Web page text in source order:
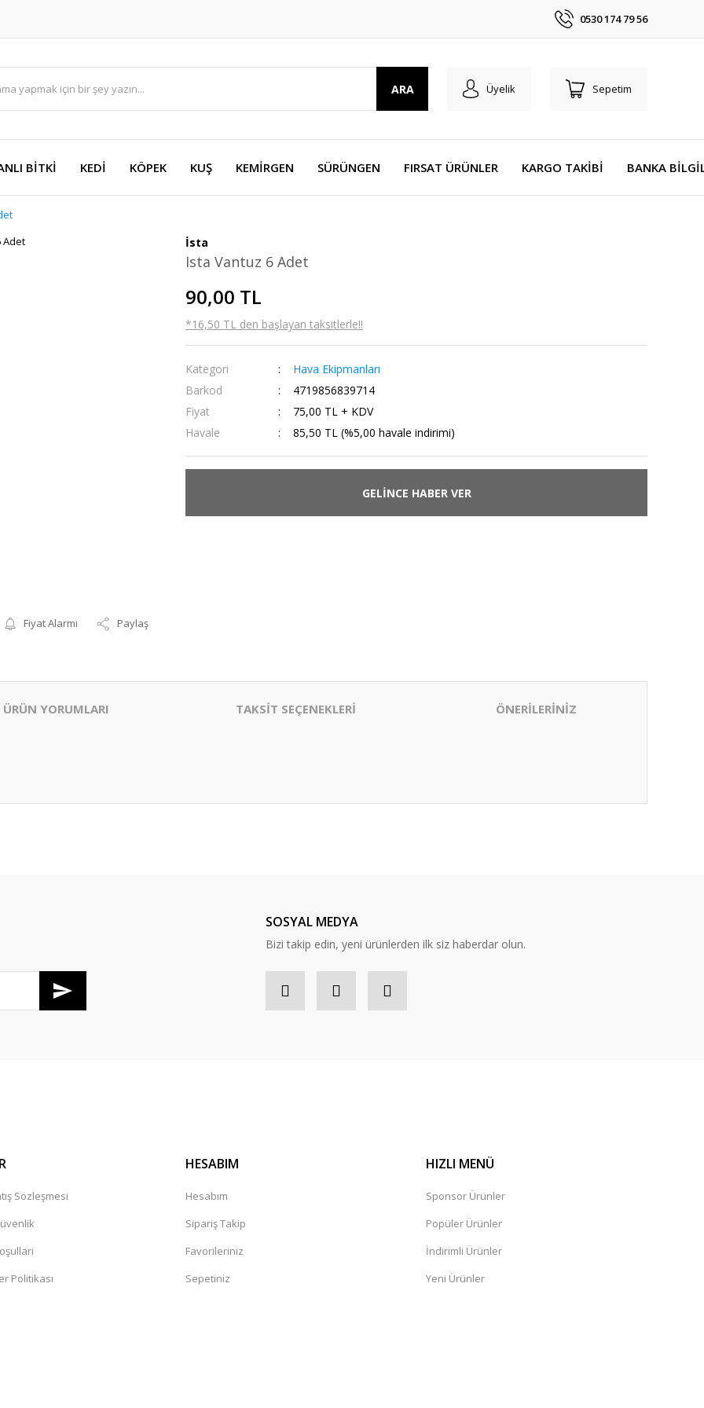
0530 174 79 56
ARA Üyelik Sepetim
BİTKİ KEDİ KÖPEK KUŞ KEMİRGEN SÜRÜNGEN FIRSAT ÜRÜNLER KARGO TAKİBİ BANKA
Fiyat Alarmı Paylaş
İsta
Ista Vantuz 6 Adet
90,00 TL
*16,50 TL den başlayan taksitlerle!!
Kategori
Hava Ekipmanları
Barkod
4719856839714
Fiyat
75,00 TL + KDV
Havale
85,50 TL (%5,00 havale indirimi)
GELİNCE HABER VER
ÜRÜN YORUMLARI TAKSİT SEÇENEKLERİ ÖNERİLERİNİZ
SOSYAL MEDYA
Bizi takip edin, yeni ürünlerden ilk siz haberdar olun.
Sözleşmesi
Politikası
HESABIM
Hesabım
Sipariş Takip
Favorileriniz
Sepetiniz
HIZLI MENÜ
Sponsor Ürünler
Popüler Ürünler
İndirimli Ürünler
Yeni Ürünler